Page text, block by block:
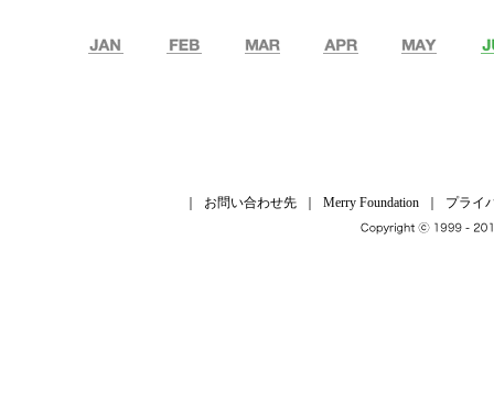
お問い合わせ先｜ Merry Foundation｜ プライ